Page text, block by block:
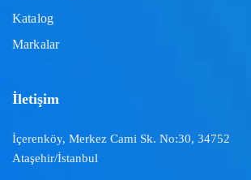
Katalog
Markalar
İletişim
İçerenköy, Merkez Cami Sk. No:30, 34752
Ataşehir/İstanbul